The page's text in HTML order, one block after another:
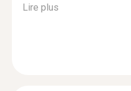
Lire plus